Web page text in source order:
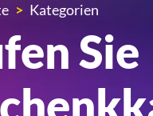
Kategorien
Sie